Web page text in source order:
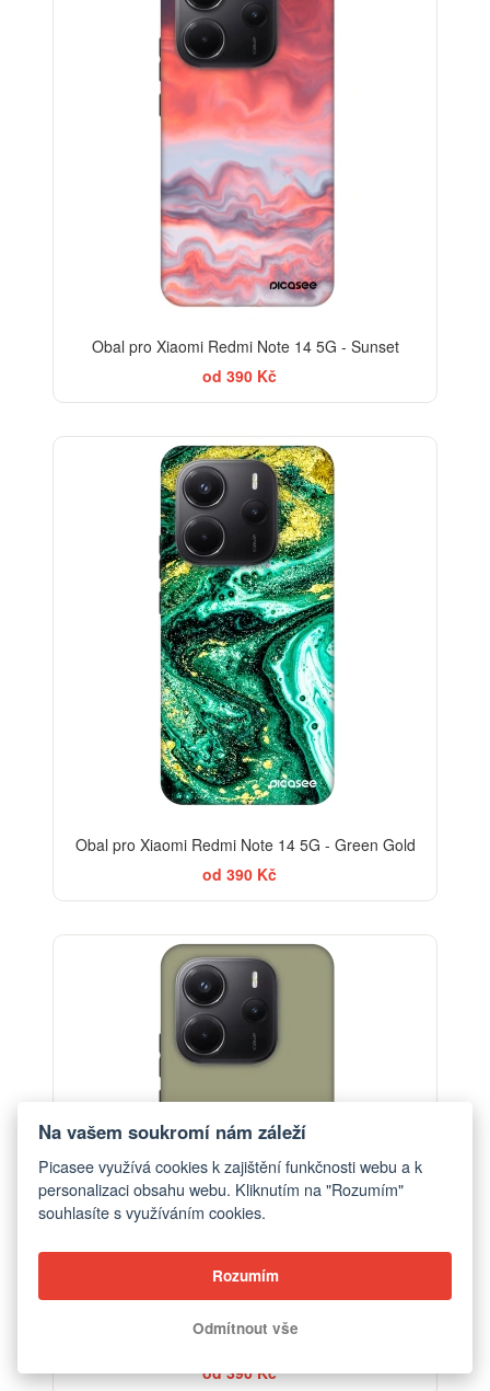
Obal pro Xiaomi Redmi Note 14 5G - Sunset
od 390 Kč
Obal pro Xiaomi Redmi Note 14 5G - Green Gold
od 390 Kč
od 390 Kč
Na vašem soukromí nám záleží
Picasee využívá cookies k zajištění funkčnosti webu a k
personalizaci obsahu webu. Kliknutím na "Rozumím"
souhlasíte s využíváním cookies.
Rozumím
Odmítnout vše